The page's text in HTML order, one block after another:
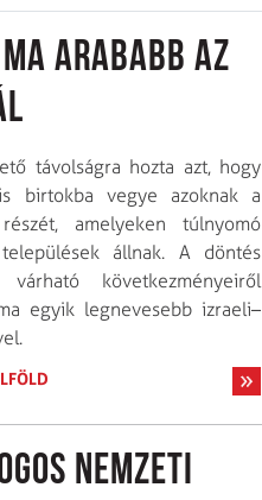
arababb az
távolságra hozta azt, hogy
birtokba vegye azoknak a
amelyeken túlnyomó
állnak. A döntés
következményeiről
egyik legnevesebb izraeli–
nemzeti